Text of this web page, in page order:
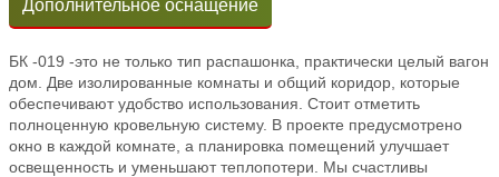
Дополнительное оснащение
БК -019 -это не только тип распашонка, практически целый вагон
дом. Две изолированные комнаты и общий коридор, которые
обеспечивают удобство использования. Стоит отметить
полноценную кровельную систему. В проекте предусмотрено
окно в каждой комнате, а планировка помещений улучшает
освещенность и уменьшают теплопотери. Мы счастливы